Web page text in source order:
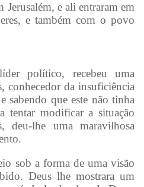
Jerusalém, e ali entraram em
e também com o povo
político, recebeu uma
conhecedor da insuficiência
sabendo que este não tinha
tentar modificar a situação
deu-lhe uma maravilhosa
sob a forma de uma visão
Deus lhe mostrara um